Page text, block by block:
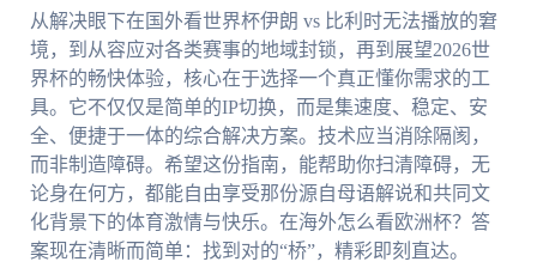
从解决眼下在国外看世界杯伊朗 vs 比利时无法播放的窘
境，到从容应对各类赛事的地域封锁，再到展望2026世
界杯的畅快体验，核心在于选择一个真正懂你需求的工
具。它不仅仅是简单的IP切换，而是集速度、稳定、安
全、便捷于一体的综合解决方案。技术应当消除隔阂，
而非制造障碍。希望这份指南，能帮助你扫清障碍，无
论身在何方，都能自由享受那份源自母语解说和共同文
化背景下的体育激情与快乐。在海外怎么看欧洲杯？答
案现在清晰而简单：找到对的“桥”，精彩即刻直达。